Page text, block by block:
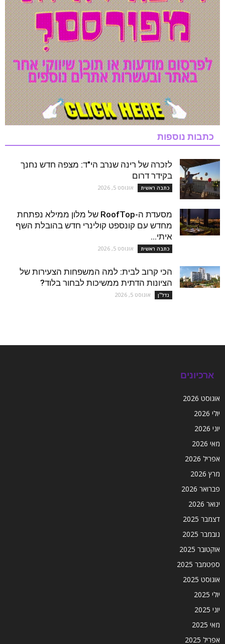
כתבות נוספות
לזכרה של רינה שנרב הי"ד: מצפה חדש נחנך
בקידר דרום
כתבה ראשית אוגוסט 5, 2026
מסעדת ה-RoofTop של מלון ממילא נפתחת
מחדש עם קונספט קולינרי חדש בהובלת השף
איתי...
כתבה ראשית אוגוסט 5, 2026
הכי קרוב לבית: למה המשפחות הצעירות של
הציונות הדתית ממשיכות לבחור בלוד?
נדל''ן אוגוסט 5, 2026
ארכיונים
אוגוסט 2026
יולי 2026
יוני 2026
מאי 2026
אפריל 2026
מרץ 2026
פברואר 2026
ינואר 2026
דצמבר 2025
נובמבר 2025
אוקטובר 2025
ספטמבר 2025
אוגוסט 2025
יולי 2025
יוני 2025
מאי 2025
אפריל 2025